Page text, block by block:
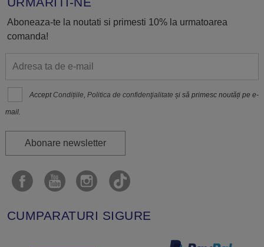
Aboneaza-te la noutati si primesti 10% la urmatoarea
comanda!
Accept Condițiile,Politica de confidenţialitate și să primesc noutăți pe e-
mail.
Abonare newsletter
CUMPARATURI SIGURE